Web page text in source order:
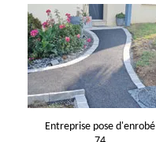
Entreprise pose d'enrobé